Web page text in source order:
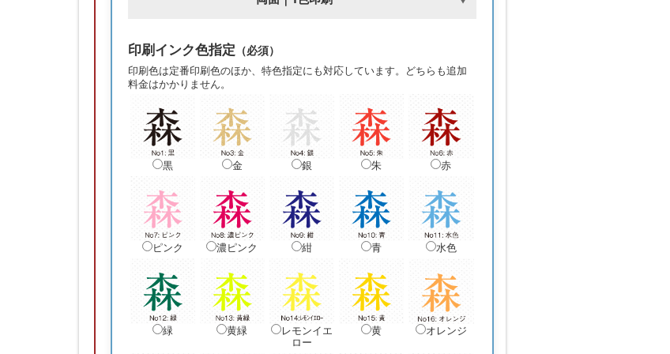
印刷インク色指定 （必須）
印刷色は定番印刷色のほか、特色指定にも対応しています。どちらも追加
料金はかかりません。
黒 金 銀 朱 赤
ピンク 濃ピンク 紺 青 水色
緑 黄緑
レモンイエ
ロー
黄 オレンジ